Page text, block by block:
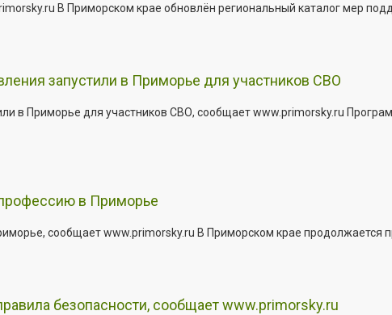
В Приморском крае обновлён региональный каталог мер
запустили в Приморье для участников СВО
в Приморье для участников СВО, сообщает www.primorsky.ru
в Приморье
сообщает www.primorsky.ru В Приморском крае продолжается
безопасности, сообщает www.primorsky.ru